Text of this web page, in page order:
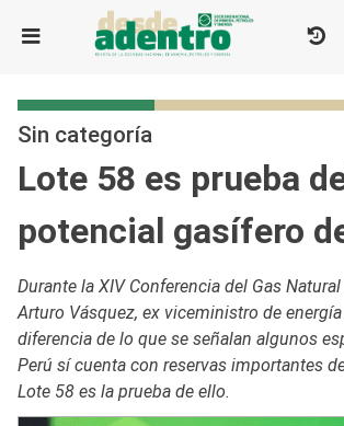
Sin categoría
Lote 58 es prueba
potencial gasífero
Durante la XIV Conferencia del Gas
Arturo Vásquez, ex viceministro de
diferencia de lo que se señalan algunos
Perú sí cuenta con reservas importantes
Lote 58 es la prueba de ello.